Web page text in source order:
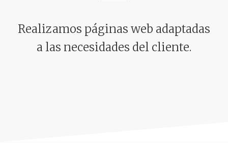
Realizamos páginas web adaptadas
a las necesidades del cliente.